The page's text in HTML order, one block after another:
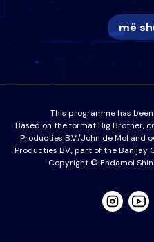
më
This programme has
Based on the format Big Brother,
Producties B.V./John de Mol and
Producties BV., part of the
Copyright © Endamol